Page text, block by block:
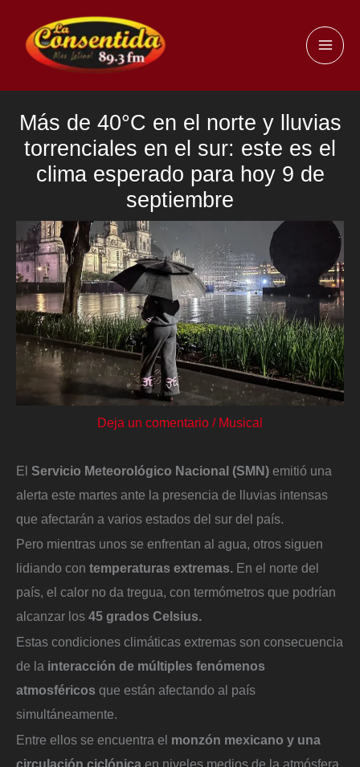
contenido
Más de 40°C en el norte y lluvias
torrenciales en el sur: este es el
clima esperado para hoy 9 de
septiembre
Deja un comentario / Musical
El Servicio Meteorológico Nacional (SMN) emitió una
alerta este martes ante la presencia de lluvias intensas
que afectarán a varios estados del sur del país.
Pero mientras unos se enfrentan al agua, otros siguen
lidiando con temperaturas extremas. En el norte del
país, el calor no da tregua, con termómetros que podrían
alcanzar los 45 grados Celsius.
Estas condiciones climáticas extremas son consecuencia
de la interacción de múltiples fenómenos
atmosféricos que están afectando al país
simultáneamente.
Entre ellos se encuentra el monzón mexicano y una
circulación ciclónica en niveles medios de la atmósfera,